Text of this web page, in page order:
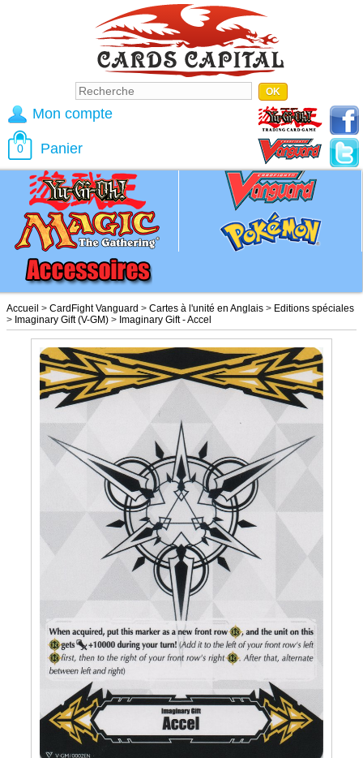
Accueil > CardFight Vanguard > Cartes à l'unité en Anglais > Editions spéciales
> Imaginary Gift (V-GM) > Imaginary Gift - Accel
Mon compte
0 Panier